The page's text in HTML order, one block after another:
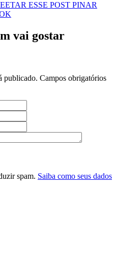
ESSE POST PINAR
vai gostar
publicado. Campos obrigatórios
spam. Saiba como seus dados